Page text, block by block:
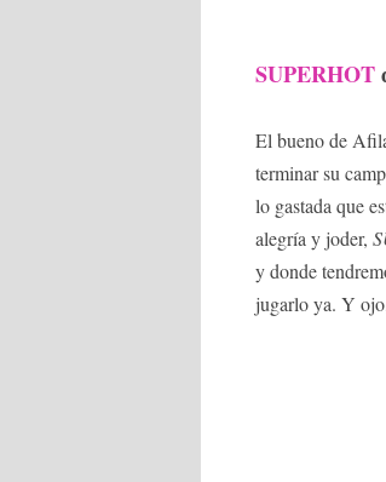
SUPERHOT
El bueno de
terminar su
lo gastada que
alegría y joder,
y donde
jugarlo ya. Y